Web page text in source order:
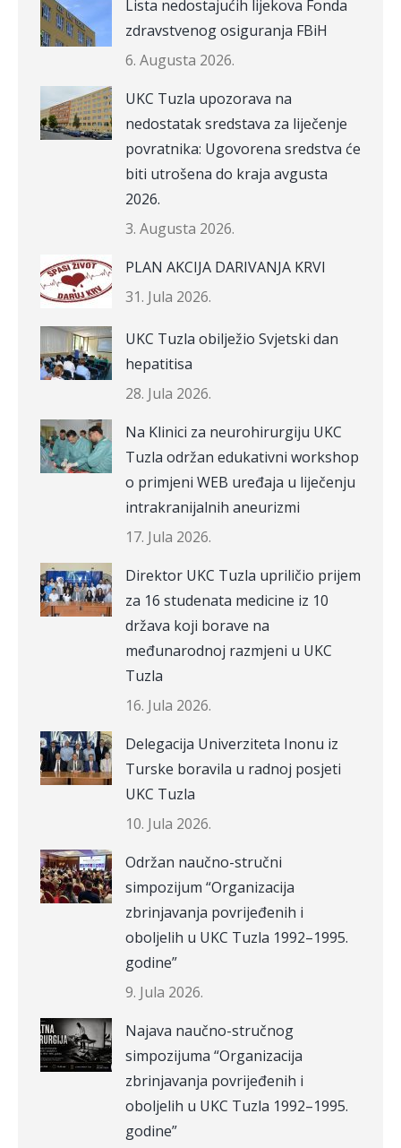
Lista nedostajućih lijekova Fonda
zdravstvenog osiguranja FBiH
6. Augusta 2026.
UKC Tuzla upozorava na
nedostatak sredstava za liječenje
povratnika: Ugovorena sredstva će
biti utrošena do kraja avgusta
2026.
3. Augusta 2026.
PLAN AKCIJA DARIVANJA KRVI
31. Jula 2026.
UKC Tuzla obilježio Svjetski dan
hepatitisa
28. Jula 2026.
Na Klinici za neurohirurgiju UKC
Tuzla održan edukativni workshop
o primjeni WEB uređaja u liječenju
intrakranijalnih aneurizmi
17. Jula 2026.
Direktor UKC Tuzla upriličio prijem
za 16 studenata medicine iz 10
država koji borave na
međunarodnoj razmjeni u UKC
Tuzla
16. Jula 2026.
Delegacija Univerziteta Inonu iz
Turske boravila u radnoj posjeti
UKC Tuzla
10. Jula 2026.
Održan naučno-stručni
simpozijum “Organizacija
zbrinjavanja povrijeđenih i
oboljelih u UKC Tuzla 1992–1995.
godine”
9. Jula 2026.
Najava naučno-stručnog
simpozijuma “Organizacija
zbrinjavanja povrijeđenih i
oboljelih u UKC Tuzla 1992–1995.
godine”